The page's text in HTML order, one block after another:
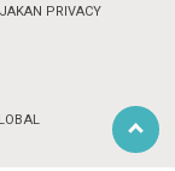
PRIVACY